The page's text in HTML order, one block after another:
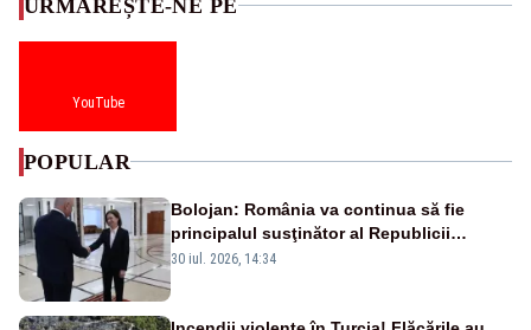
URMĂREȘTE-NE PE
YouTube
POPULAR
Bolojan: România va continua să fie
principalul susţinător al Republicii
Moldova la nivelul Uniunii Europene
30 iul. 2026, 14:34